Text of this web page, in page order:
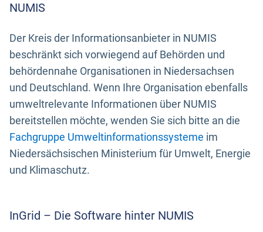
NUMIS
Der Kreis der Informationsanbieter in NUMIS
beschränkt sich vorwiegend auf Behörden und
behördennahe Organisationen in Niedersachsen
und Deutschland. Wenn Ihre Organisation ebenfalls
umweltrelevante Informationen über NUMIS
bereitstellen möchte, wenden Sie sich bitte an die
Fachgruppe Umweltinformationssysteme im
Niedersächsischen Ministerium für Umwelt, Energie
und Klimaschutz.
InGrid – Die Software hinter NUMIS